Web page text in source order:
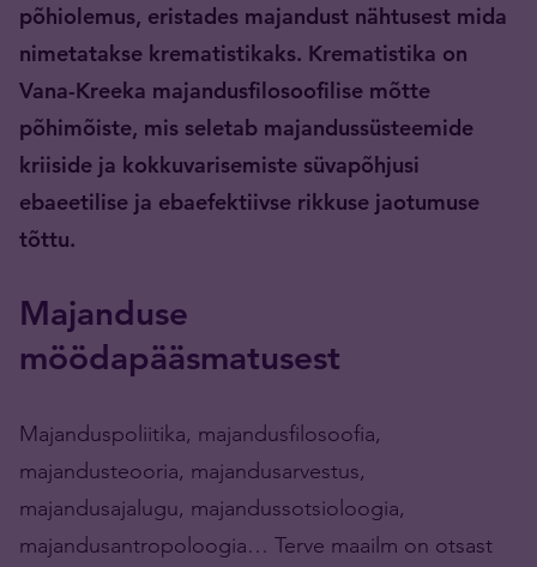
põhiolemus, eristades majandust nähtusest mida
nimetatakse krematistikaks. Krematistika on
Vana-Kreeka majandusfilosoofilise mõtte
põhimõiste, mis seletab majandussüsteemide
kriiside ja kokkuvarisemiste süvapõhjusi
ebaeetilise ja ebaefektiivse rikkuse jaotumuse
tõttu.
Majanduse
möödapääsmatusest
Majanduspoliitika, majandusfilosoofia,
majandusteooria, majandusarvestus,
majandusajalugu, majandussotsioloogia,
majandusantropoloogia… Terve maailm on otsast